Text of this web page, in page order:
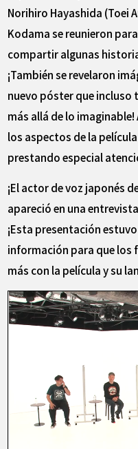
Norihiro Hayashida (Toei
Kodama se reunieron
compartir algunas
¡También se revelaron
nuevo póster que
más allá de lo
los aspectos de la
prestando especial
¡El actor de voz japonés
apareció en una
¡Esta presentación
información para que los
más con la película y su